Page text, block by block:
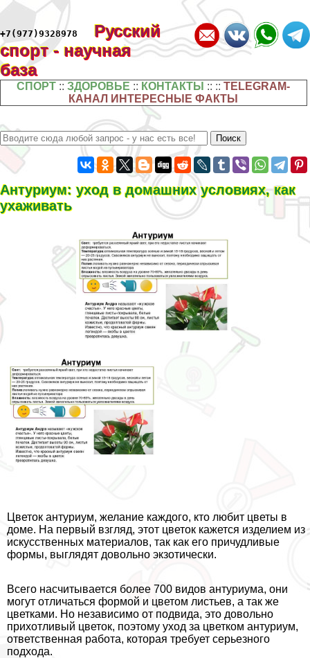
+7(977)9328978
Русский
спорт - научная
база
СПОРТ ::ЗДОРОВЬЕ :: КОНТАКТЫ :: ::TELEGRAM-
КАНАЛ ИНТЕРЕСНЫЕ ФАКТЫ
Антуриум: уход в домашних условиях, как
ухаживать
Цветок антуриум, желание каждого, кто любит цветы в
доме. На первый взгляд, этот цветок кажется изделием из
искусственных материалов, так как его причудливые
формы, выглядят довольно экзотически.
Всего насчитывается более 700 видов антуриума, они
могут отличаться формой и цветом листьев, а так же
цветками. Но независимо от подвида, это довольно
прихотливый цветок, поэтому уход за цветком антуриум,
ответственная работа, которая требует серьезного
подхода.